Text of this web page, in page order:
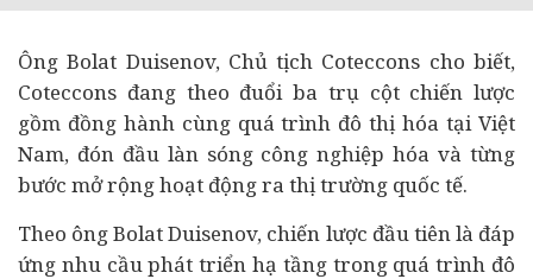
Ông Bolat Duisenov, Chủ tịch Coteccons cho biết,
Coteccons đang theo đuổi ba trụ cột chiến lược
gồm đồng hành cùng quá trình đô thị hóa tại Việt
Nam, đón đầu làn sóng công nghiệp hóa và từng
bước mở rộng hoạt động ra thị trường quốc tế.
Theo ông Bolat Duisenov, chiến lược đầu tiên là đáp
ứng nhu cầu phát triển hạ tầng trong quá trình đô